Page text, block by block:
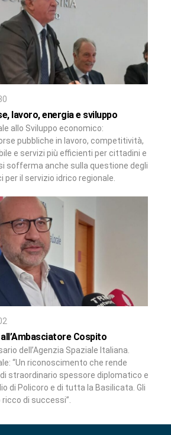
lavoro, energia e sviluppo
allo Sviluppo economico:
pubbliche in lavoro, competitività,
e servizi più efficienti per cittadini e
sofferma anche sulla questione degli
il servizio idrico regionale.
Cospito
dell’Agenzia Spaziale Italiana.
“Un riconoscimento che rende
straordinario spessore diplomatico e
di Policoro e di tutta la Basilicata. Gli
di successi”.